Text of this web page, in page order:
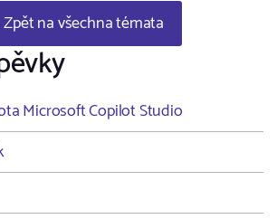
na všechna témata
Microsoft Copilot Studio